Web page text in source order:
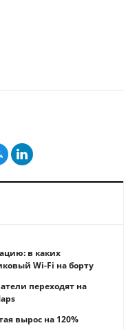
превзошел ожидания
рисками устойчиво низкой
в каких
Wi-Fi на борту
переходят на
вырос на 120%